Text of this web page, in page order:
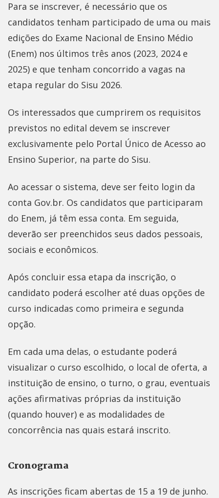
Para se inscrever, é necessário que os
candidatos tenham participado de uma ou mais
edições do Exame Nacional de Ensino Médio
(Enem) nos últimos três anos (2023, 2024 e
2025) e que tenham concorrido a vagas na
etapa regular do Sisu 2026.
Os interessados que cumprirem os requisitos
previstos no edital devem se inscrever
exclusivamente pelo Portal Único de Acesso ao
Ensino Superior, na parte do Sisu.
Ao acessar o sistema, deve ser feito login da
conta Gov.br. Os candidatos que participaram
do Enem, já têm essa conta. Em seguida,
deverão ser preenchidos seus dados pessoais,
sociais e econômicos.
Após concluir essa etapa da inscrição, o
candidato poderá escolher até duas opções de
curso indicadas como primeira e segunda
opção.
Em cada uma delas, o estudante poderá
visualizar o curso escolhido, o local de oferta, a
instituição de ensino, o turno, o grau, eventuais
ações afirmativas próprias da instituição
(quando houver) e as modalidades de
concorrência nas quais estará inscrito.
Cronograma
As inscrições ficam abertas de 15 a 19 de junho.